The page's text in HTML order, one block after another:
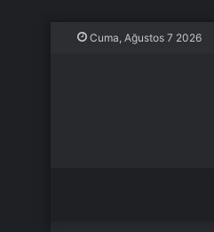
Cuma, Ağustos 7 2026